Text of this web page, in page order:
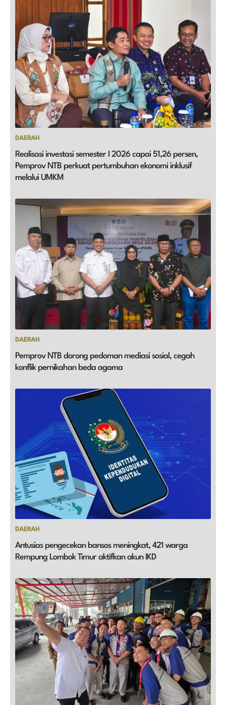
DAERAH
Realisasi investasi semester I 2026 capai 51,26 persen,
Pemprov NTB perkuat pertumbuhan ekonomi inklusif
melalui UMKM
DAERAH
Pemprov NTB dorong pedoman mediasi sosial, cegah
konflik pernikahan beda agama
DAERAH
Antusias pengecekan bansos meningkat, 421 warga
Rempung Lombok Timur aktifkan akun IKD